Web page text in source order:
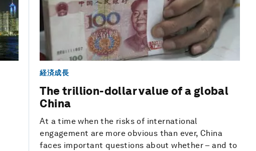
経済成長
The trillion-dollar value of a global
China
At a time when the risks of international
engagement are more obvious than ever, China
faces important questions about whether – and to